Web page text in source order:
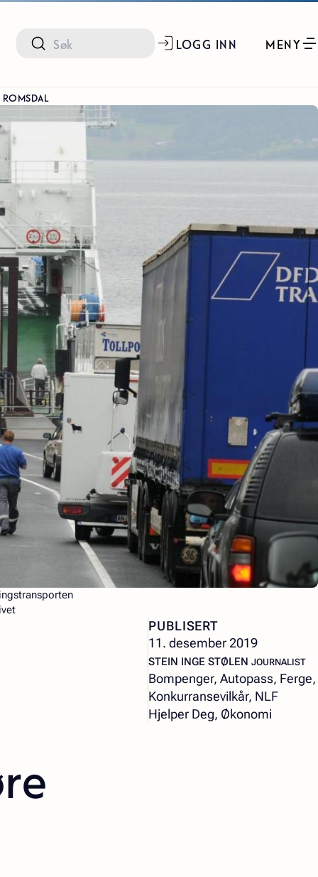
LOGG INN MENY
PUBLISERT
11. desember 2019
STEIN INGE STØLEN –
JOURNALIST
Bompenger, Autopass, Ferge,
Konkurransevilkår, NLF
Hjelper Deg, Økonomi